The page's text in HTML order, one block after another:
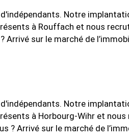
Notre
à Rouffach et nous
Arrivé sur le marché de
Notre
à Horbourg-Wihr et
? Arrivé sur le marché de